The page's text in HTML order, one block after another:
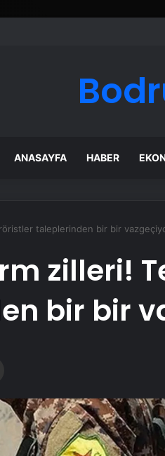
Türkiye Genelinde Güvenli Araç
ANASAYFA HABER
taleplerinden bir bir
zilleri!
bir bir